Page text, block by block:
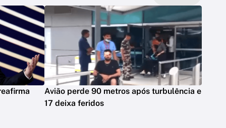
Avião perde 90 metros após turbulência e
17 deixa feridos